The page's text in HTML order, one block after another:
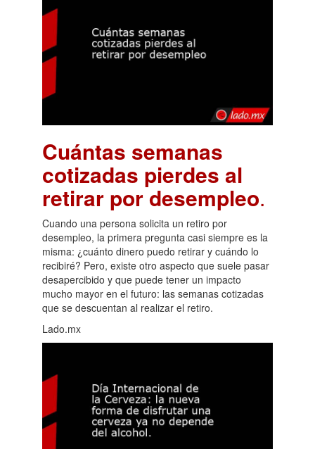
Cuántas semanas
cotizadas pierdes al
retirar por desempleo.
Cuando una persona solicita un retiro por
desempleo, la primera pregunta casi siempre es la
misma: ¿cuánto dinero puedo retirar y cuándo lo
recibiré? Pero, existe otro aspecto que suele pasar
desapercibido y que puede tener un impacto
mucho mayor en el futuro: las semanas cotizadas
que se descuentan al realizar el retiro.
Lado.mx